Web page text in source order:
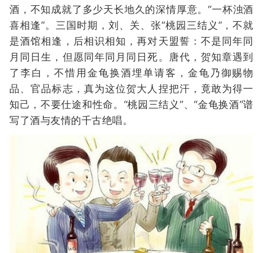
酒，不知成就了多少天长地久的深情厚意。“一杯浊酒
喜相逢”。三国时期，刘、关、张“桃园三结义”，不就
是酒馆相逢，后相识相知，再对天盟誓：不是同年同
月同日生，但愿同年同月同日死。唐代，贺知章遇到
了李白，不惜用金龟换酒埋单请客，金龟乃御赐物
品、官品标志，真为这位贺大人捏把汗，竟敢为得一
知己，不要仕途和性命。“桃园三结义”、“金龟换酒”谱
写了酒与友情的千古绝唱。